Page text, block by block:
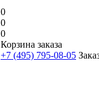
0
0
0
Корзина заказа
+7 (495) 795-08-05